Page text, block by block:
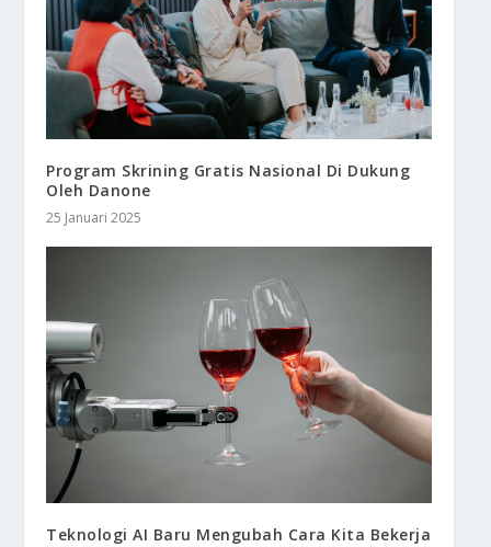
Program Skrining Gratis Nasional Di Dukung
Oleh Danone
25 Januari 2025
Teknologi AI Baru Mengubah Cara Kita Bekerja